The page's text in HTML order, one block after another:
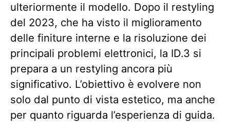
ulteriormente il modello. Dopo il restyling
del 2023, che ha visto il miglioramento
delle finiture interne e la risoluzione dei
principali problemi elettronici, la ID.3 si
prepara a un restyling ancora più
significativo. L’obiettivo è evolvere non
solo dal punto di vista estetico, ma anche
per quanto riguarda l’esperienza di guida.